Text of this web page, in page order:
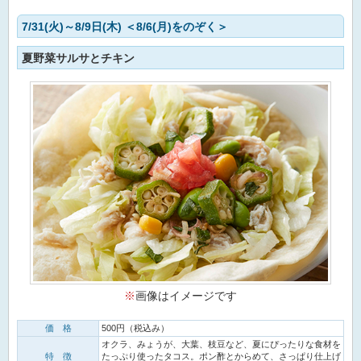
7/31(火)～8/9日(木) ＜8/6(月)をのぞく＞
夏野菜サルサとチキン
※画像はイメージです
価 格 500円（税込み）
特 徴
オクラ、みょうが、大葉、枝豆など、夏にぴったりな食材を
たっぷり使ったタコス。ポン酢とからめて、さっぱり仕上げ